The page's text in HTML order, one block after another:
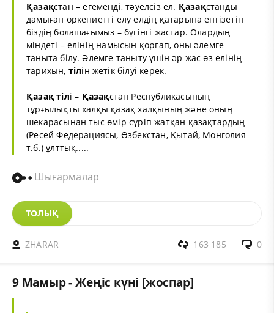
Қазақстан – егеменді, тәуелсіз ел. Қазақстанды
дамыған өркениетті елу елдің қатарына енгізетін
біздің болашағымыз – бүгінгі жастар. Олардың
міндеті – елінің намысын қорғап, оны әлемге
таныта білу. Әлемге таныту үшін әр жас өз елінің
тарихын, тілін жетік білуі керек.
Қазақ тілі – Қазақстан Республикасының
тұрғылықты халқы қазақ халқының және оның
шекарасынан тыс өмір сүріп жатқан қазақтардың
(Ресей Федерациясы, Өзбекстан, Қытай, Монғолия
т.б.) ұлттық.....
Шығармалар
ТОЛЫҚ
ZHARAR 0
163 185
9 Мамыр - Жеңіс күні [жоспар]